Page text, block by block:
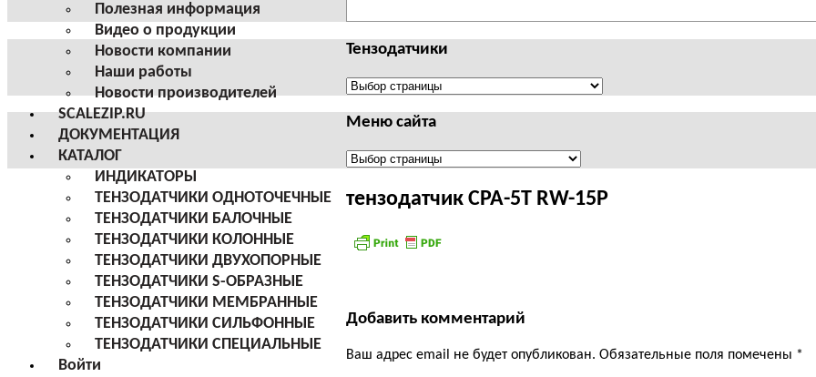
Полезная информация
Видео о продукции
Новости компании
Наши работы
Новости производителей
SCALEZIP.RU
ДОКУМЕНТАЦИЯ
КАТАЛОГ
ИНДИКАТОРЫ
ТЕНЗОДАТЧИКИ ОДНОТОЧЕЧНЫЕ
ТЕНЗОДАТЧИКИ БАЛОЧНЫЕ
ТЕНЗОДАТЧИКИ КОЛОННЫЕ
ТЕНЗОДАТЧИКИ ДВУХОПОРНЫЕ
ТЕНЗОДАТЧИКИ S-ОБРАЗНЫЕ
ТЕНЗОДАТЧИКИ МЕМБРАННЫЕ
ТЕНЗОДАТЧИКИ СИЛЬФОННЫЕ
ТЕНЗОДАТЧИКИ СПЕЦИАЛЬНЫЕ
Войти
И
ТЕРМИНАЛЫ
МАССА-
Тензодатчики
Тензодатчики
Меню сайта
Меню
тензодатчик CPA-5T RW-15P
Добавить комментарий
Ваш адрес email не будет опубликован. Обязательные поля помечены *